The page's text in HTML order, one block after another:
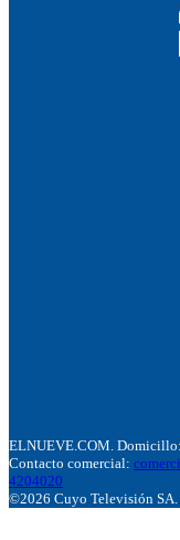
ELNUEVE.COM.
Contacto comercial:
4204020
©2026 Cuyo Televisión SA.